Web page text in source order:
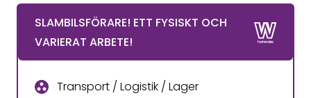
SLAMBILSFÖRARE! ETT FYSISKT OCH
VARIERAT ARBETE!
Transport / Logistik / Lager